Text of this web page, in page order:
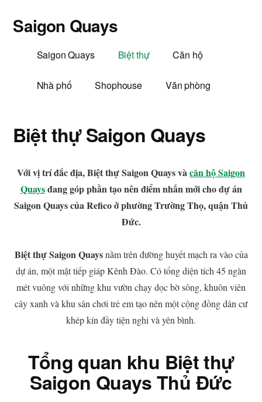
main
qua
primary
footer
menu
Saigon Quays
Quays
Đức
Saigon Quays Biệt thự Căn hộ
Nhà phố Shophouse Văn phòng
Biệt thự Saigon Quays
Với vị trí đắc địa, Biệt thự Saigon Quays vàcăn hộ Saigon
Quaysđang góp phần tạo nên điểm nhấn mới cho dự án
Saigon Quays của Refico ở phường Trường Thọ, quận Thủ
Đức.
Biệt thự Saigon Quaysnằm trên đường huyết mạch ra vào của
dự án, một mặt tiếp giáp Kênh Đào. Có tổng diện tích 45 ngàn
mét vuông với những khu vườn chạy dọc bờ sông, khuôn viên
cây xanh và khu sân chơi trẻ em tạo nên một cộng đồng dân cư
khép kín đầy tiện nghi và yên bình.
Tổng quan khu Biệt thự
Saigon Quays Thủ Đức